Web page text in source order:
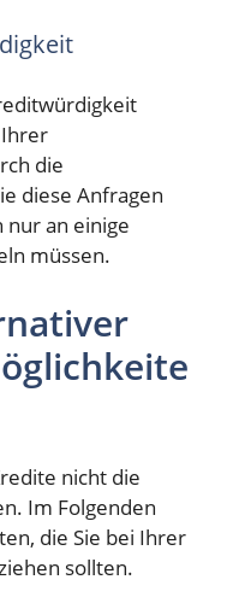
die
diese Anfragen
nur an einige
müssen.
nicht die
Im Folgenden
die Sie bei Ihrer
sollten.